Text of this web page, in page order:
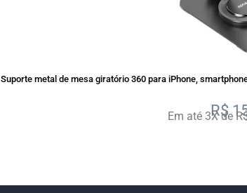
Suporte metal de mesa giratório 360 para iPhone,
R$
Em até 3X de